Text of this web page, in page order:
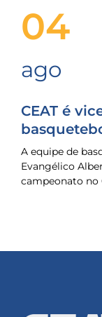
04
ago
CEAT é
A equipe de
Evangélico
campeonato no